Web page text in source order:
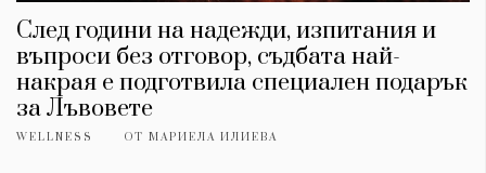
След години на надежди, изпитания и
въпроси без отговор, съдбата най-
накрая е подготвила специален подарък
за Лъвовете
WELLNESS ОТ МАРИЕЛА ИЛИЕВА